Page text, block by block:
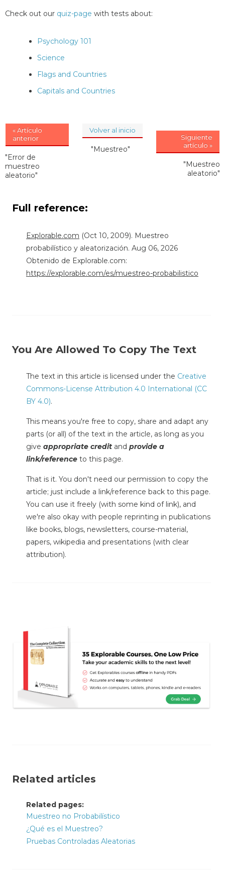
Check out our quiz-page with tests about:
Psychology 101
Science
Flags and Countries
Capitals and Countries
« Artículo
anterior
"Error de
muestreo
aleatorio"
Volver al inicio
"Muestreo"
Siguiente
artículo »
"Muestreo
aleatorio"
Full reference:
Explorable.com (Oct 10, 2009). Muestreo
probabilístico y aleatorización. Aug 06, 2026
Obtenido de Explorable.com:
https://explorable.com/es/muestreo-probabilistico
You Are Allowed To Copy The Text
The text in this article is licensed under the Creative
Commons-License Attribution 4.0 International (CC
BY 4.0).
This means you're free to copy, share and adapt any
parts (or all) of the text in the article, as long as you
give appropriate credit and provide a
link/reference to this page.
That is it. You don't need our permission to copy the
article; just include a link/reference back to this page.
You can use it freely (with some kind of link), and
we're also okay with people reprinting in publications
like books, blogs, newsletters, course-material,
papers, wikipedia and presentations (with clear
attribution).
Related articles
Related pages:
Muestreo no Probabilístico
¿Qué es el Muestreo?
Pruebas Controladas Aleatorias